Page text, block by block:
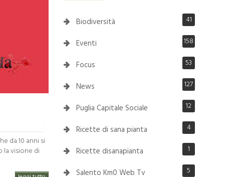
da 10 anni si
la visione di
Biodiversità 41
Eventi 158
Focus 53
News 127
Puglia Capitale Sociale 12
Ricette di sana pianta 4
Ricette disanapianta 1
Salento Km0 Web Tv 5